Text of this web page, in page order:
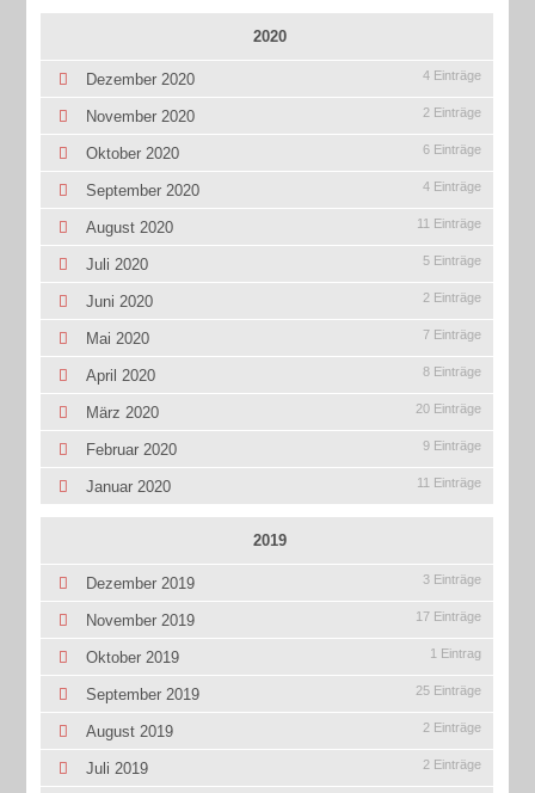
2020
Dezember 2020 4 Einträge
November 2020 2 Einträge
Oktober 2020 6 Einträge
September 2020 4 Einträge
August 2020 11 Einträge
Juli 2020 5 Einträge
Juni 2020 2 Einträge
Mai 2020 7 Einträge
April 2020 8 Einträge
März 2020 20 Einträge
Februar 2020 9 Einträge
Januar 2020 11 Einträge
2019
Dezember 2019 3 Einträge
November 2019 17 Einträge
Oktober 2019 1 Eintrag
September 2019 25 Einträge
August 2019 2 Einträge
Juli 2019 2 Einträge